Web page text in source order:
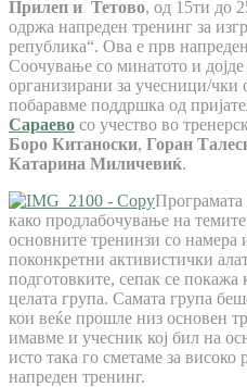
Прилеп и Тетово, од 15ти до
одржа напреден тренинг за
република“. Ова е прв
Соочување со минатото и
организирани за учесници/чки
побаравме поддршка од
Сараево со учество во
Боро Китаноски, Горан
Катарина Миличевиќ.
Програмата
како продлабочување на
основните тренинзи со намера
поконкретни активистички
подготовките, сепак се покажа
целата група. Самата група
кои веќе прошле низ основен
имавме и учесник кој бил на
исто така го сметаме за високо
напреден тренинг.